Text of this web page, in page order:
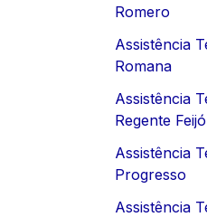
Romero
Assistência
Romana
Assistência
Regente Feijó
Assistência
Progresso
Assistência